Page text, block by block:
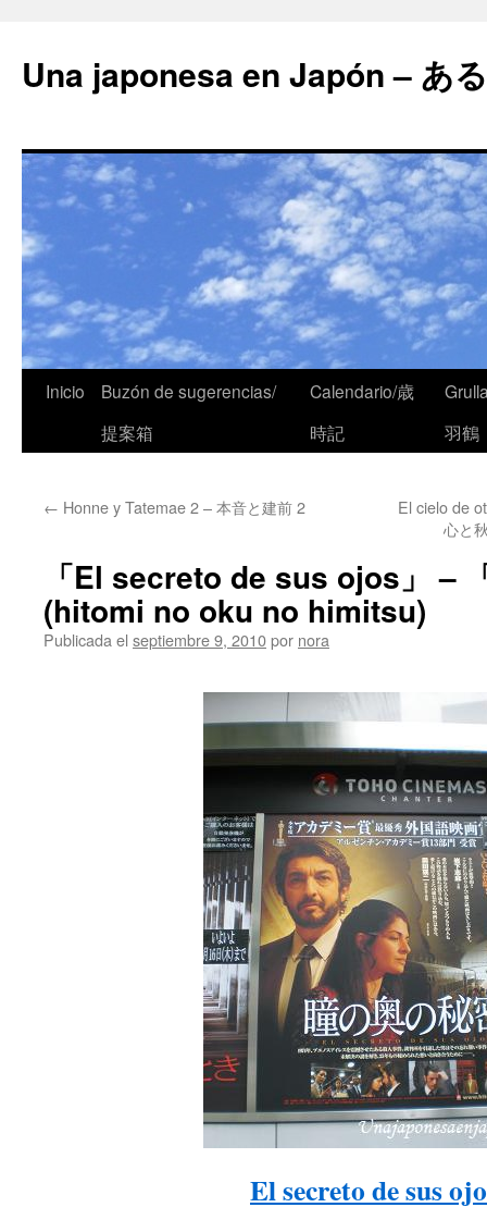
Una japonesa en Japón – あ
Inicio
Buzón de sugerencias/
提案箱
Calendario/歳
時記
羽鶴
← Honne y Tatemae 2 – 本音と建前 2
El cielo de
心と
「El secreto de sus ojos」 –
(hitomi no oku no himitsu)
Publicada el septiembre 9, 2010por nora
El secreto de sus